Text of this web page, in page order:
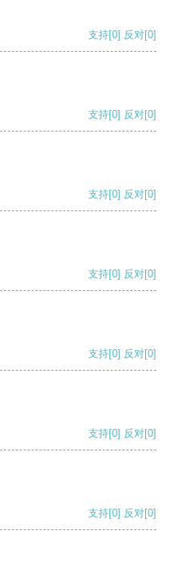
支持[0] 反对[0]
支持[0] 反对[0]
支持[0] 反对[0]
支持[0] 反对[0]
支持[0] 反对[0]
支持[0] 反对[0]
支持[0] 反对[0]